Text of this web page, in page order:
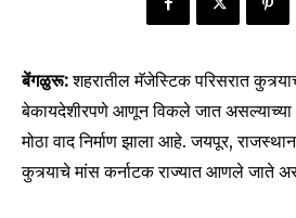
बेंगळुरू:शहरातील मॅजेस्टिक परिसरात
बेकायदेशीरपणे आणून विकले जात
मोठा वाद निर्माण झाला आहे. जयपूर,
कुत्र्याचे मांस कर्नाटक राज्यात आणले जाते